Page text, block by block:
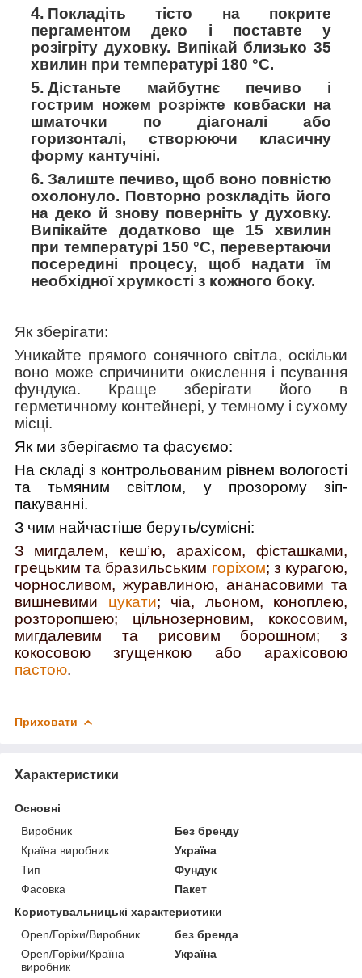
Покладіть тісто на покрите
пергаментом деко і поставте у
розігріту духовку. Випікай близько 35
хвилин при температурі 180 °C.
Дістаньте майбутнє печиво і
гострим ножем розріжте ковбаски на
шматочки по діагоналі або
горизонталі, створюючи класичну
форму кантучіні.
Залиште печиво, щоб воно повністю
охолонуло. Повторно розкладіть його
на деко й знову поверніть у духовку.
Випікайте додатково ще 15 хвилин
при температурі 150 °C, перевертаючи
посередині процесу, щоб надати їм
необхідної хрумкості з кожного боку.
Як зберігати:
Уникайте прямого сонячного світла, оскільки
воно може спричинити окислення і псування
фундука. Краще зберігати його в
герметичному контейнері, у темному і сухому
місці.
Як ми зберігаємо та фасуємо:
На складі з контрольованим рівнем вологості
та тьмяним світлом, у прозорому зіп-
пакуванні.
З чим найчастіше беруть/cумісні:
З мигдалем, кеш’ю, арахісом, фісташками,
грецьким та бразильським горіхом; з курагою,
чорносливом, журавлиною, ананасовими та
вишневими цукати; чіа, льоном, коноплею,
розторопшею; цільнозерновим, кокосовим,
мигдалевим та рисовим борошном; з
кокосовою згущенкою або арахісовою
пастою.
Приховати
Характеристики
Основні
Виробник
Без бренду
Країна виробник
Україна
Тип
Фундук
Фасовка
Пакет
Користувальницькі характеристики
Open/Горіхи/Виробник
без бренда
Open/Горіхи/Країна
виробник
Україна